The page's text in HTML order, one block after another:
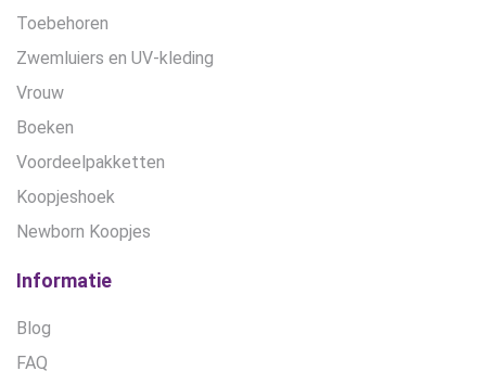
Toebehoren
Zwemluiers en UV-kleding
Vrouw
Boeken
Voordeelpakketten
Koopjeshoek
Newborn Koopjes
Informatie
Blog
FAQ